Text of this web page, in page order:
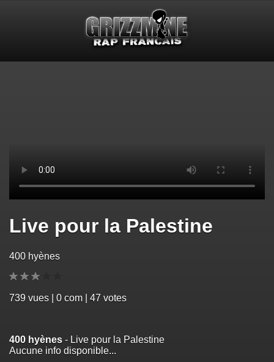
Live pour la Palestine
400 hyènes
739 vues | 0 com | 47 votes
400 hyènes - Live pour la Palestine
Aucune info disponible...